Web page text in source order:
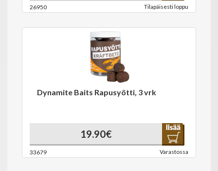
26950 Tilapäisesti loppu
Dynamite Baits Rapusyötti, 3 vrk
19.90€
33679 Varastossa